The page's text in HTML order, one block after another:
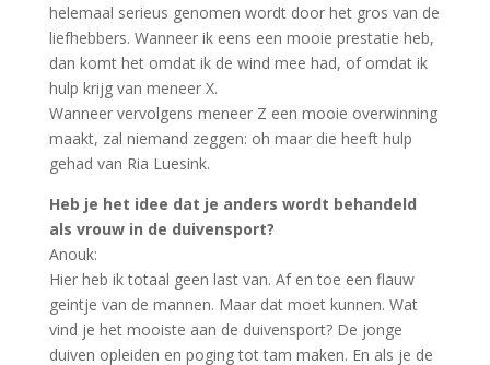
helemaal serieus genomen wordt door het gros van de
liefhebbers. Wanneer ik eens een mooie prestatie heb,
dan komt het omdat ik de wind mee had, of omdat ik
hulp krijg van meneer X.
Wanneer vervolgens meneer Z een mooie overwinning
maakt, zal niemand zeggen: oh maar die heeft hulp
gehad van Ria Luesink.
Heb je het idee dat je anders wordt behandeld
als vrouw in de duivensport?
Anouk:
Hier heb ik totaal geen last van. Af en toe een flauw
geintje van de mannen. Maar dat moet kunnen. Wat
vind je het mooiste aan de duivensport? De jonge
duiven opleiden en poging tot tam maken. En als je de